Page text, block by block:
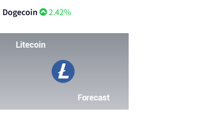
Dogecoin 2.42%